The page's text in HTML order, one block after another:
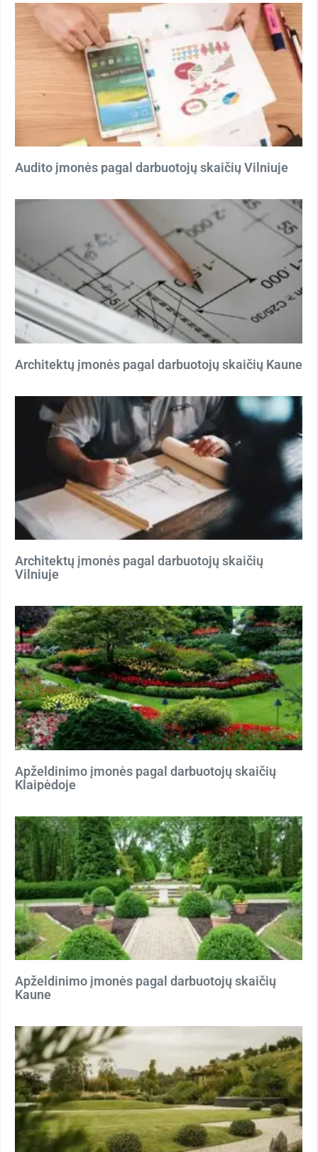
Audito įmonės pagal darbuotojų skaičių Vilniuje
Architektų įmonės pagal darbuotojų skaičių Kaune
Architektų įmonės pagal darbuotojų skaičių
Vilniuje
Apželdinimo įmonės pagal darbuotojų skaičių
Klaipėdoje
Apželdinimo įmonės pagal darbuotojų skaičių
Kaune